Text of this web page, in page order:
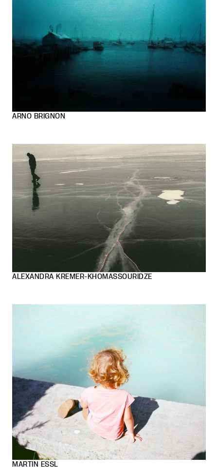
ARNO BRIGNON
ALEXANDRA KREMER-KHOMASSOURIDZE
MARTIN ESSL